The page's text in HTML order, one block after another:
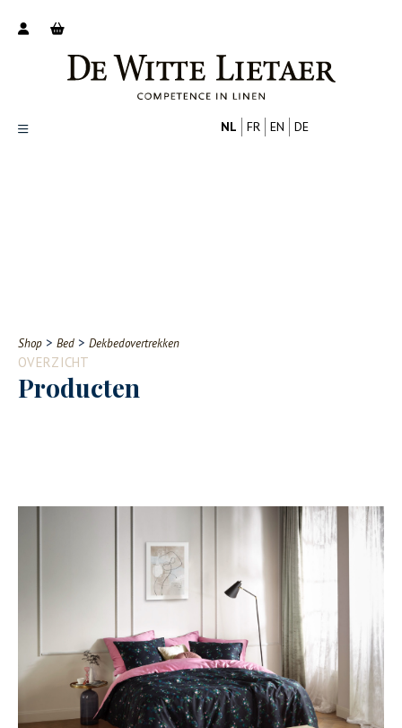
Contact
NL FR EN DE
Shop > Bed > Dekbedovertrekken
OVERZICHT
Producten